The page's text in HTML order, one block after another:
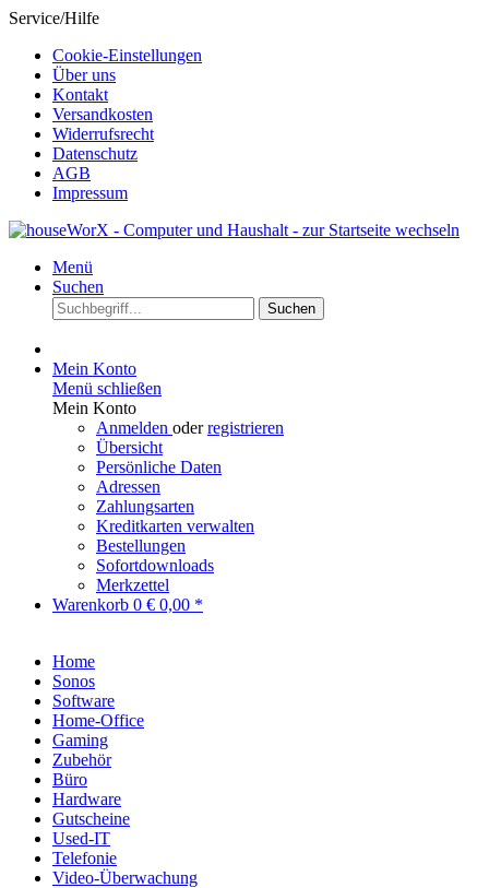
Service/Hilfe
Cookie-Einstellungen
Über uns
Kontakt
Versandkosten
Widerrufsrecht
Datenschutz
AGB
Impressum
Menü
Suchen
Suchen
Mein Konto
Menü schließen
Mein Konto
Anmelden oderregistrieren
Übersicht
Persönliche Daten
Adressen
Zahlungsarten
Kreditkarten verwalten
Bestellungen
Sofortdownloads
Merkzettel
Warenkorb 0 € 0,00 *
Home
Sonos
Software
Home-Office
Gaming
Zubehör
Büro
Hardware
Gutscheine
Used-IT
Telefonie
Video-Überwachung